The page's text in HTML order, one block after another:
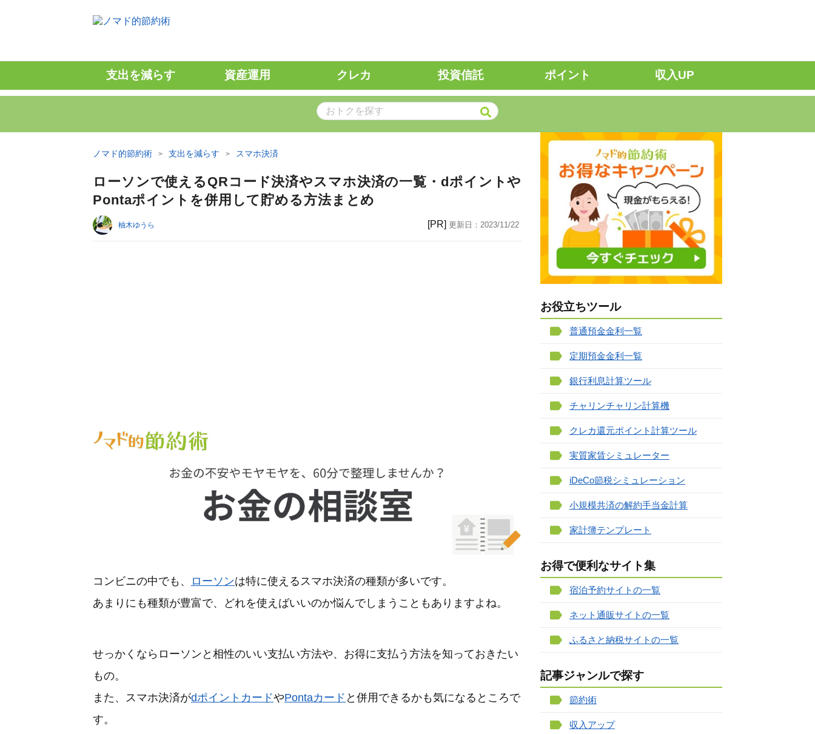
支出を減らす 資産運用 クレカ 投資信託 ポイント 収入UP
ノマド的節約術 支出を減らす スマホ決済
ローソンで使えるQRコード決済やスマホ決済の一覧・dポイントや
Pontaポイントを併用して貯める方法まとめ
柚木ゆうら [PR] 更新日： 2023/11/22
コンビニの中でも、 ローソンは特に使えるスマホ決済の種類が多いです。
あまりにも種類が豊富で、どれを使えばいいのか悩んでしまうこともありますよね。
せっかくならローソンと相性のいい支払い方法や、お得に支払う方法を知っておきたい
もの。
また、スマホ決済がdポイントカードやPontaカード と併用できるかも気になるところで
す。
お役立ちツール
普通預金金利一覧
定期預金金利一覧
銀行利息計算ツール
チャリンチャリン計算機
クレカ還元ポイント計算ツール
実質家賃シミュレーター
iDeCo節税シミュレーション
小規模共済の解約手当金計算
家計簿テンプレート
お得で便利なサイト集
宿泊予約サイトの一覧
ネット通販サイトの一覧
ふるさと納税サイトの一覧
記事ジャンルで探す
節約術
収入アップ